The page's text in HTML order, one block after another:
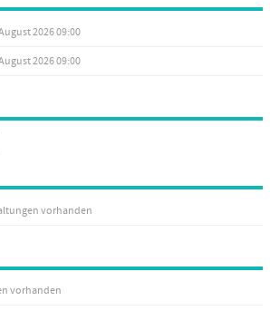
2026 09:00
2026 09:00
vorhanden
vorhanden